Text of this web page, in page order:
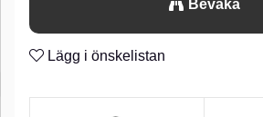
Bevaka
Lägg i önskelistan